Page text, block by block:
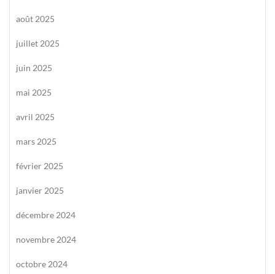
août 2025
juillet 2025
juin 2025
mai 2025
avril 2025
mars 2025
février 2025
janvier 2025
décembre 2024
novembre 2024
octobre 2024